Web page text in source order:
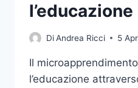
l’educazione
DiAndrea Ricci 5
Il
l’educazione